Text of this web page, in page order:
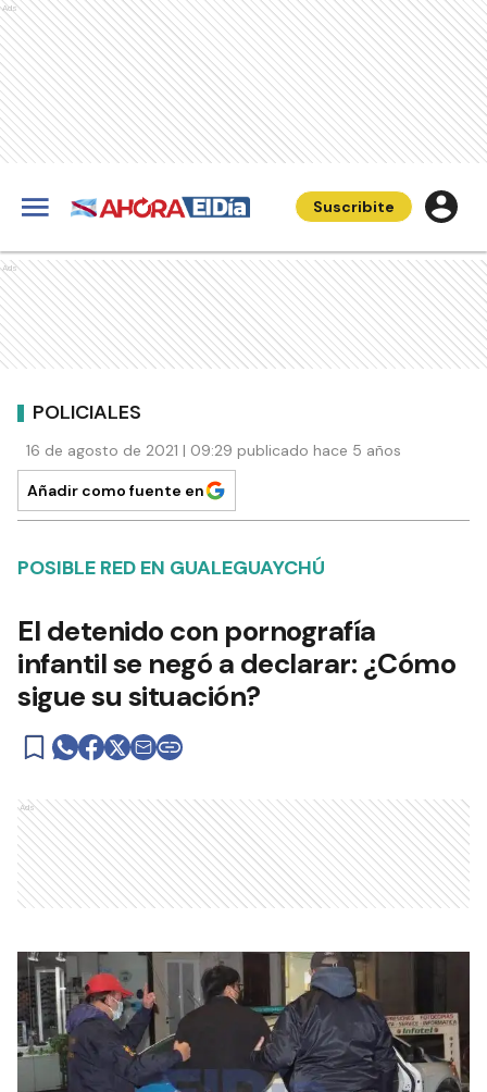
Ads
Suscribite
Ads
POLICIALES
16 de agosto de 2021 | 09:29 publicado hace 5 años
Añadir como fuente en
POSIBLE RED EN GUALEGUAYCHÚ
El detenido con pornografía
infantil se negó a declarar: ¿Cómo
sigue su situación?
Ads